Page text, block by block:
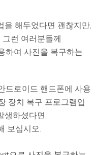
을 해두었다면 괜찮지만,
런 여러분들께
하여 사진을 복구하는
드로이드 핸드폰에 사용
장치 복구 프로그램입
생하셨다면,
보십시오.